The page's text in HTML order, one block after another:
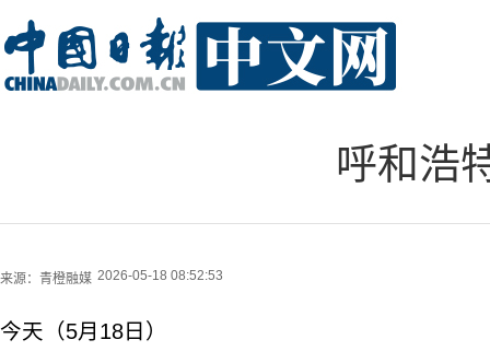
呼和浩
来源： 青橙融媒 2026-05-18 08:52:53
今天（5月18日）